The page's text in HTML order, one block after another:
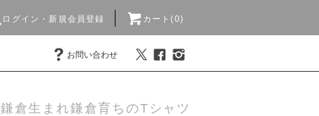
ログイン・新規会員登録 カート(0)
お問い合わせ
鎌倉生まれ鎌倉育ちのTシャツ